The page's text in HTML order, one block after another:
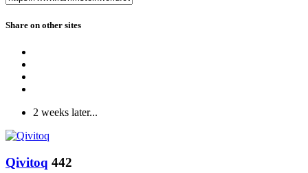
Share on other sites
2 weeks later...
Qivitoq 442